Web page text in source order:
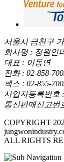
서울시 금천구
회사명 : 정원인
대표 : 이동연
전화 : 02-858-
팩스 : 02-855-
사업자등록번호 :
통신판매신고번
COPYRIGHT
ALL RIGHTS